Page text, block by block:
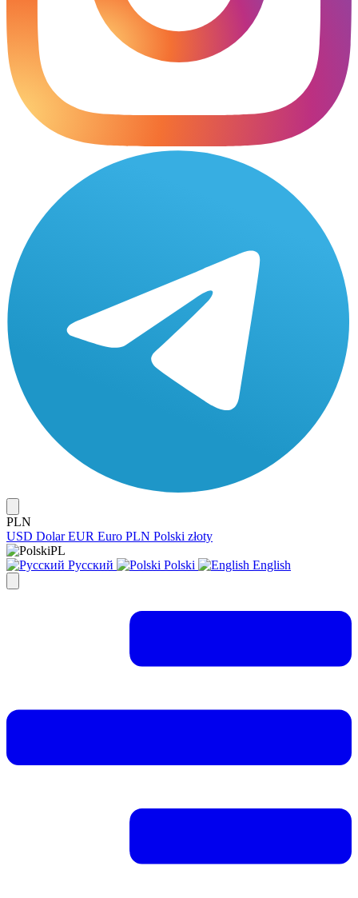
PLN
USD Dolar EUR Euro PLN Polski złoty
PL
Русский
Polski English